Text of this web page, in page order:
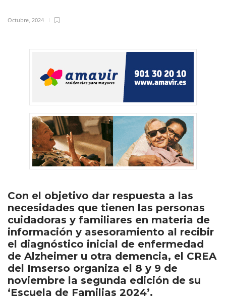
Octubre, 2024
Con el objetivo dar respuesta a las
necesidades que tienen las personas
cuidadoras y familiares en materia de
información y asesoramiento al recibir
el diagnóstico inicial de enfermedad
de Alzheimer u otra demencia, el CREA
del Imserso organiza el 8 y 9 de
noviembre la segunda edición de su
‘Escuela de Familias 2024’.